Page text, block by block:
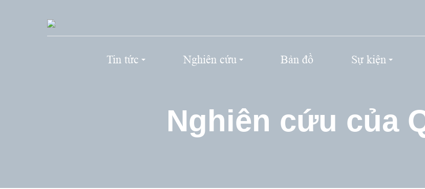
Tin tức Nghiên cứu Bản đồ Sự kiện
Nghiên cứu của